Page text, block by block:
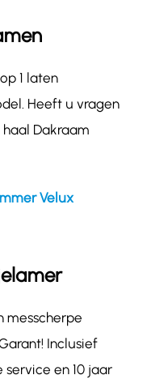
1 laten
Heeft u vragen
Dakraam
Velux
messcherpe
Inclusief
en 10 jaar